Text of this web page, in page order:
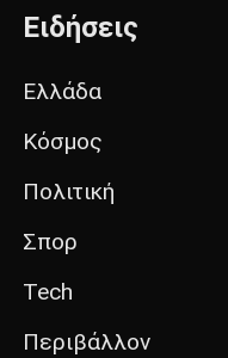
Ειδήσεις
Ελλάδα
Κόσμος
Πολιτική
Σπορ
Tech
Περιβάλλον